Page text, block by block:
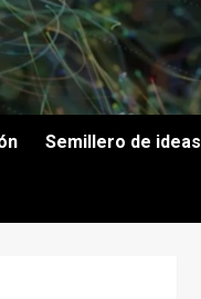
Semillero de ideas